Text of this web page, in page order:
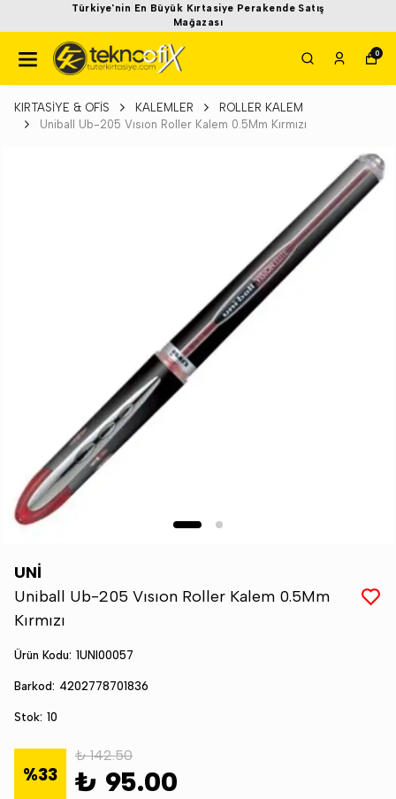
Türkiye'nin En Büyük Kırtasiye Perakende Satış
Mağazası
0
KIRTASİYE & OFİS KALEMLER
ROLLER KALEM
Uniball Ub-205 Vısıon Roller Kalem 0.5Mm Kırmızı
UNİ
Uniball Ub-205 Vısıon Roller Kalem 0.5Mm
Kırmızı
Ürün Kodu: 1UNI00057
Barkod: 4202778701836
Stok: 10
%33
₺ 142.50
₺ 95.00